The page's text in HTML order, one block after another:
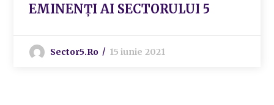
EMINENȚI AI SECTORULUI 5
Sector5.ro 15 iunie 2021